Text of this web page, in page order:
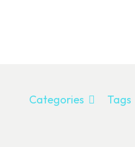
Categories Tags